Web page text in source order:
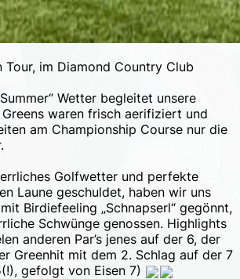
im Diamond Country Club
Wetter begleitet unsere
Greens waren frisch aerifiziert und
am Championship Course nur die
Golfwetter und perfekte
Laune geschuldet, haben wir uns
Birdiefeeling „Schnapserl“ gegönnt,
Schwünge genossen. Highlights
anderen Par’s jenes auf der 6, der
Greenhit mit dem 2. Schlag auf der 7
gefolgt von Eisen 7)